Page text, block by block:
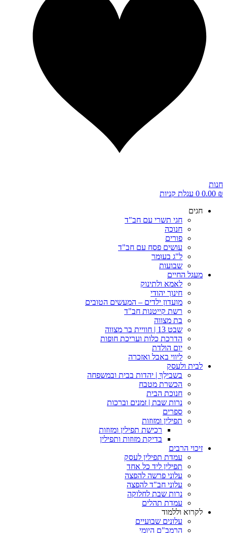
חנות
0.00 ₪
0 עגלת קניות
חגים
חגי תשרי עם חב"ד
חנוכה
פורים
עושים פסח עם חב"ד
ל"ג בעומר
שבועות
מעגל החיים
לאמא ולתינוק
חינוך יהודי
מועדון ילדים – המעשים הטובים
רשת קייטנות חב"ד
בת מצווה
שבט 13 | חוויית בר מצווה
הדרכת כלות ועריכת חופות​
יום הולדת
ליווי באבל ואזכרה
לבית ולעסק
בשבילֵךְ | יהדות בבית ובמשפחה
הכשרת מטבח
חנוכת הבית
נרות שבת | זמנים וברכות
ספרים
תפילין ומזוזות
רכישת תפילין ומזוזות
בדיקת מזוזות ותפילין
זיכוי הרבים
עמדת תפילין לעסק
תפילין ליד כל אחד
עלוני פרשה להפצה
עלוני חב"ד להפצה
נרות שבת לחלוקה
עמדת תהלים
לקרוא וללמוד
עלונים שבועיים
הרמב"ם היומי